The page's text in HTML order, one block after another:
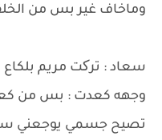
وماخاف غير بس من
سعاد : ترکت مريم
وجهه كعدت : بس من
تصيح جسمي يوجعني